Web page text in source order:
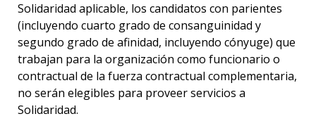
Solidaridad aplicable, los candidatos con parientes
(incluyendo cuarto grado de consanguinidad y
segundo grado de afinidad, incluyendo cónyuge) que
trabajan para la organización como funcionario o
contractual de la fuerza contractual complementaria,
no serán elegibles para proveer servicios a
Solidaridad.